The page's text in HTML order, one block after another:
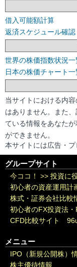
借入可能額計算
返済スケジュール確認
世界の株価指数状況一
日本の株価チャート一
当サイトにおける内
はありません。また
ている情報をあなた
ができません。
本サイトには広告・プ
グループサイト
今ココ！ >> 投資に
初心者の資産運用計
株式・証券会社比較
初心者のFX投資法
CFD比較サイト
メニュー
IPO（新規公開株）
株主優待情報